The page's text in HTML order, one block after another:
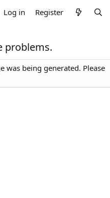
Log in Register
problems.
was being generated. Please